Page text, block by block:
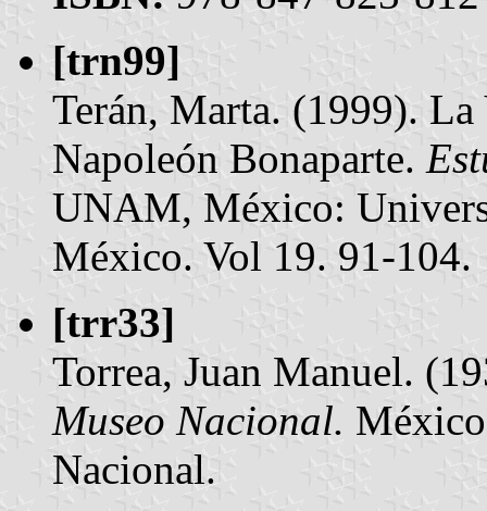
[trn99]
Terán, Marta. (1999).
Napoleón Bonaparte.
UNAM, México:
México. Vol 19. 91-104.
[trr33]
Torrea, Juan Manuel.
Museo Nacional.
Nacional.